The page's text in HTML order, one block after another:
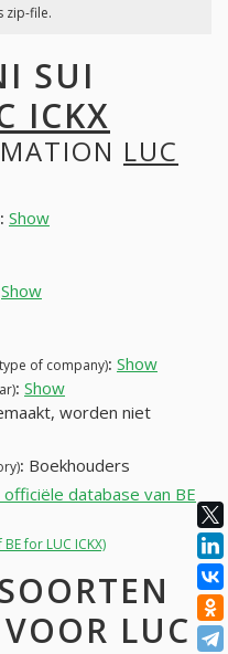
zip-file.
SUI
ICKX
LUC
Show
Show
of company): Show
: Show
worden niet
: Boekhouders
database van BE
for LUC ICKX)
LUC